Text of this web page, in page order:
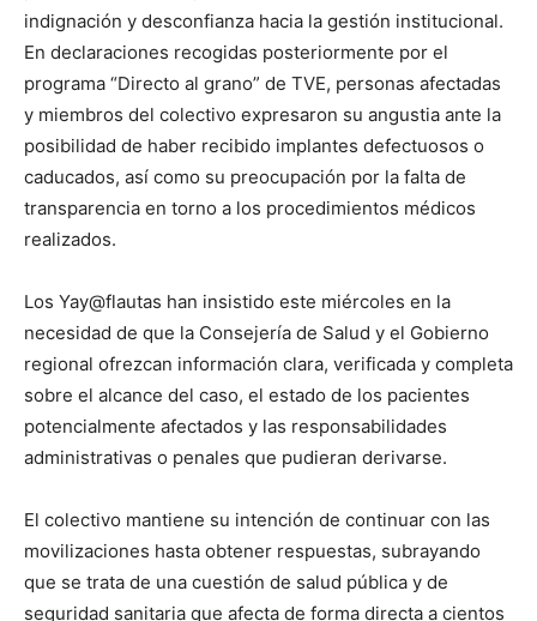
indignación y desconfianza hacia la gestión institucional.
En declaraciones recogidas posteriormente por el
programa “Directo al grano” de TVE, personas afectadas
y miembros del colectivo expresaron su angustia ante la
posibilidad de haber recibido implantes defectuosos o
caducados, así como su preocupación por la falta de
transparencia en torno a los procedimientos médicos
realizados.
Los Yay@flautas han insistido este miércoles en la
necesidad de que la Consejería de Salud y el Gobierno
regional ofrezcan información clara, verificada y completa
sobre el alcance del caso, el estado de los pacientes
potencialmente afectados y las responsabilidades
administrativas o penales que pudieran derivarse.
El colectivo mantiene su intención de continuar con las
movilizaciones hasta obtener respuestas, subrayando
que se trata de una cuestión de salud pública y de
seguridad sanitaria que afecta de forma directa a cientos